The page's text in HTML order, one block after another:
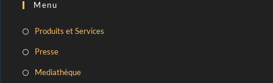
Menu
Produits et Services
Presse
Mediathèque